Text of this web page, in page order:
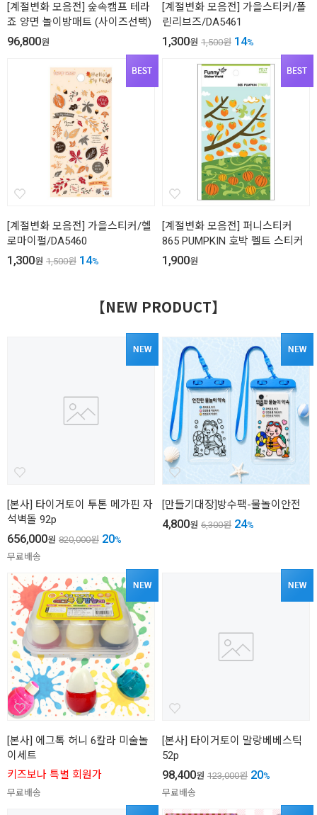
[계절변화 모음전] 숲속캠프 테라
죠 양면 놀이방매트 (사이즈선택)
96,800원
[계절변화 모음전] 가을스티커/폴
린리브즈/DA5461
1,300원 1,500원 14%
[계절변화 모음전] 가을스티커/헬
로마이펄/DA5460
1,300원 1,500원 14%
[계절변화 모음전] 퍼니스티커
865 PUMPKIN 호박 펠트 스티커
1,900원
【NEW PRODUCT】
[본사] 타이거토이 투톤 메가핀 자
석벽돌 92p
656,000원 820,000원 20%
무료배송
[만들기대장]방수팩-물놀이안전
4,800원 6,300원 24%
[본사] 에그톡 허니 6칼라 미술놀
이세트
키즈보나 특별 회원가
무료배송
[본사] 타이거토이 말랑베베스틱
52p
98,400원 123,000원 20%
무료배송